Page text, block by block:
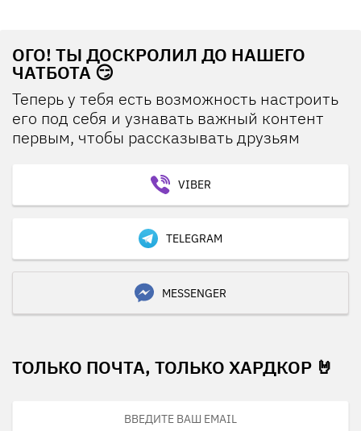
ОГО! ТЫ ДОСКРОЛИЛ ДО НАШЕГО
ЧАТБОТА 😏
Теперь у тебя есть возможность настроить
его под себя и узнавать важный контент
первым, чтобы рассказывать друзьям
VIBER
TELEGRAM
MESSENGER
ТОЛЬКО ПОЧТА, ТОЛЬКО ХАРДКОР 🤘